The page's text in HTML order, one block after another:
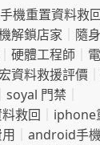
手機重置資料救
解鎖店家 隨
硬體工程師
資料救援評價
soyal 門禁
救回
iphone
android手